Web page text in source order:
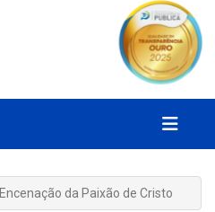
Encenação da Paixão de Cristo